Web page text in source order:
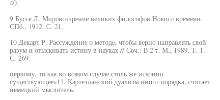
40.
9 Буссе Л. Мировоззрение великих философов Нового времени.
СПб., 1912. С. 21.
10 Декарт Р. Рассуждение о методе, чтобы верно направлять свой
разум и отыскивать истину в науках // Соч.: В 2 т. М., 1989. Т. 1.
С. 269.
первому, то как во всяком случае столь же исконно
существующее»11. Картезианский дуализм иного порядка, считает
немецкий мыслитель.